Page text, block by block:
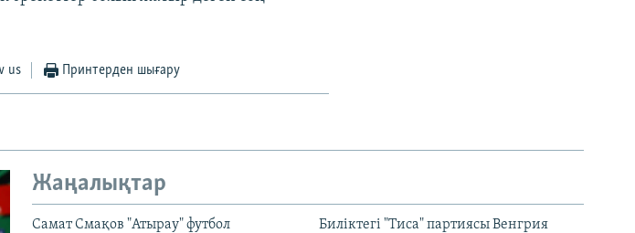
us Принтерден шығару
Жаңалықтар
Самат Смақов "Атырау" футбол
Биліктегі "Тиса" партиясы Венгрия